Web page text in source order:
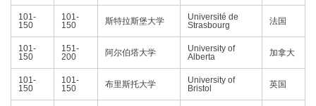
101-
150
101-
150
斯特拉斯堡大学
Université de
Strasbourg
法国
101-
150
151-
200
阿尔伯塔大学
University of
Alberta
加拿大
101-
150
101-
150
布里斯托大学
University of
Bristol
英国